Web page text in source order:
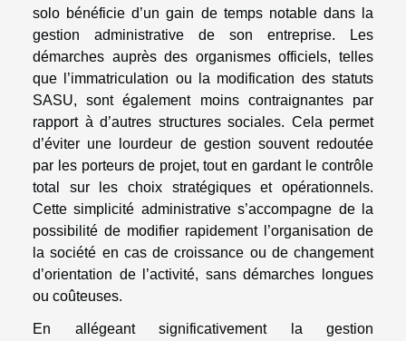
solo bénéficie d’un gain de temps notable dans la
gestion administrative de son entreprise. Les
démarches auprès des organismes officiels, telles
que l’immatriculation ou la modification des statuts
SASU, sont également moins contraignantes par
rapport à d’autres structures sociales. Cela permet
d’éviter une lourdeur de gestion souvent redoutée
par les porteurs de projet, tout en gardant le contrôle
total sur les choix stratégiques et opérationnels.
Cette simplicité administrative s’accompagne de la
possibilité de modifier rapidement l’organisation de
la société en cas de croissance ou de changement
d’orientation de l’activité, sans démarches longues
ou coûteuses.
En allégeant significativement la gestion